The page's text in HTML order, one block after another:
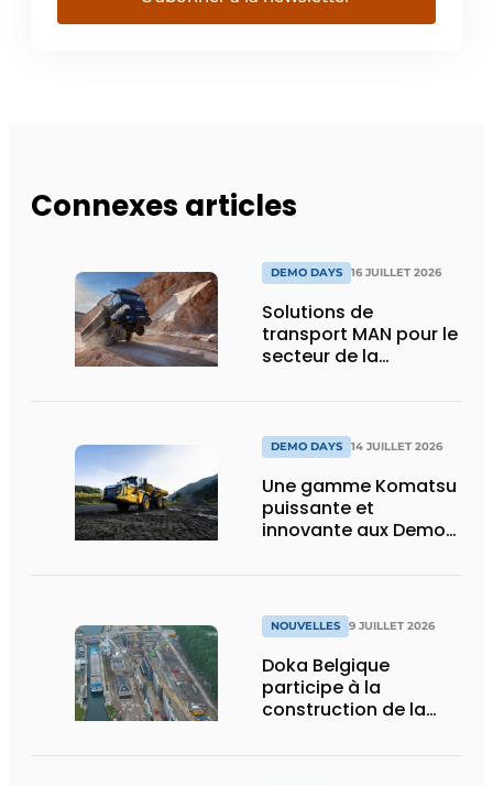
Connexes articles
DEMO DAYS 16 JUILLET 2026
Solutions de
transport MAN pour le
secteur de la
DEMO DAYS 14 JUILLET 2026
Une gamme Komatsu
puissante et
innovante aux Demo
NOUVELLES 9 JUILLET 2026
Doka Belgique
participe à la
construction de la